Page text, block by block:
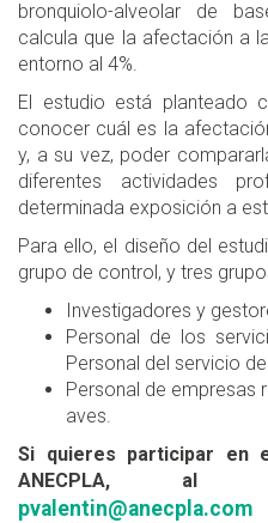
bronquiolo-alveolar de
calcula que la afectación a
entorno al 4%.
El estudio está planteado
conocer cuál es la
y, a su vez, poder
diferentes actividades
determinada exposición a
Para ello, el diseño del
grupo de control, y tres
Investigadores y
Personal de los
Personal del servicio
Personal de empresas
aves.
Si quieres participar en
ANECPLA, al
pvalentin@anecpla.com